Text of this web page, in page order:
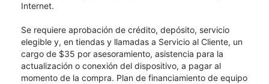
Internet.
Se requiere aprobación de crédito, depósito, servicio
elegible y, en tiendas y llamadas a Servicio al Cliente, un
cargo de $35 por asesoramiento, asistencia para la
actualización o conexión del dispositivo, a pagar al
momento de la compra. Plan de financiamiento de equipo